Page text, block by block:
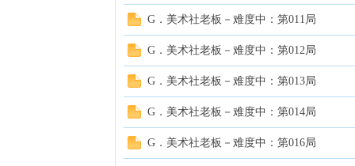
G．美术社老板－难度中：第011局
G．美术社老板－难度中：第012局
G．美术社老板－难度中：第013局
G．美术社老板－难度中：第014局
G．美术社老板－难度中：第016局